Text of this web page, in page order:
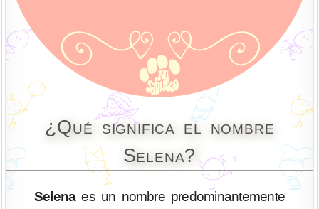
¿Qué significa el nombre
Selena?
Selenaes un nombre predominantemente